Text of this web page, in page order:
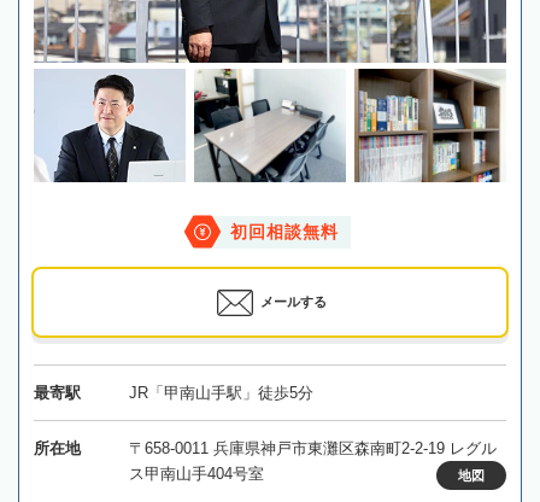
初回相談無料
メールする
最寄駅 JR「甲南山手駅」徒歩5分
所在地
〒658-0011 兵庫県神戸市東灘区森南町2-2-19 レグル
ス甲南山手404号室
地図